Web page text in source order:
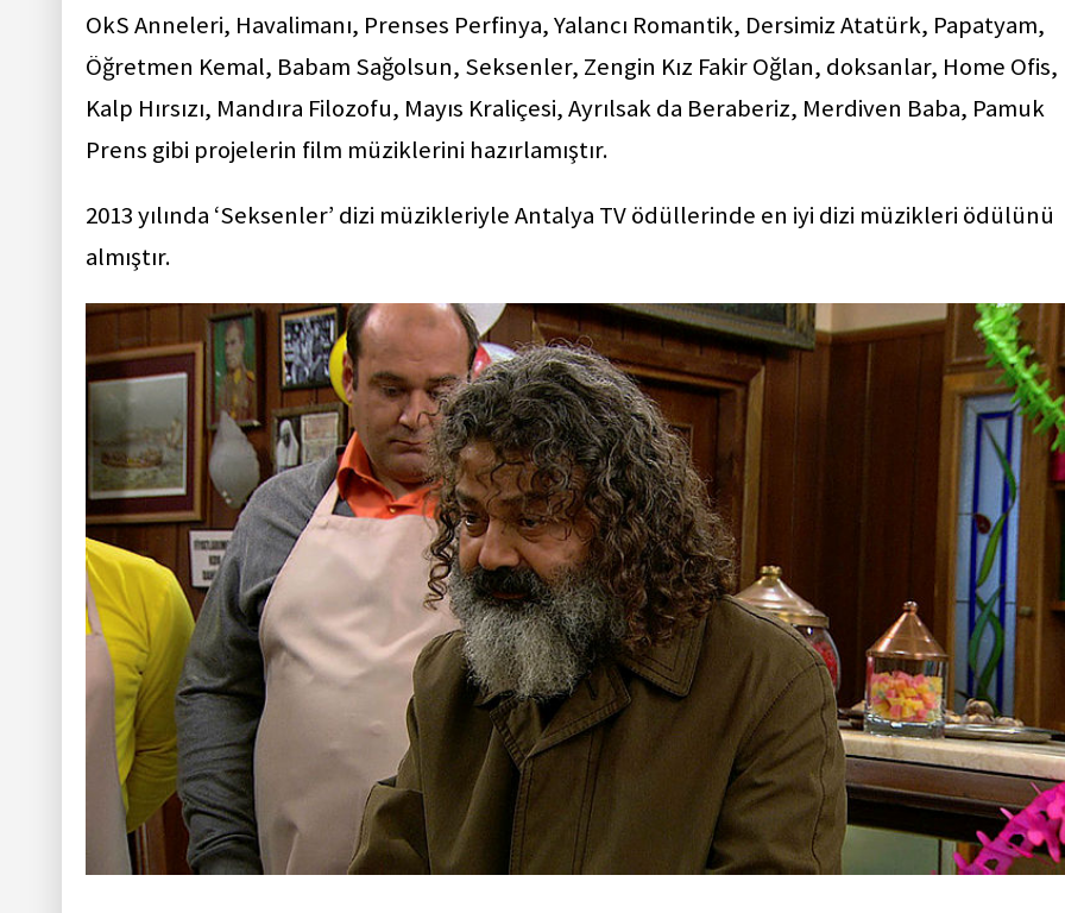
OkS Anneleri, Havalimanı, Prenses Perfinya, Yalancı Romantik, Dersimiz Atatürk, Papatyam,
Öğretmen Kemal, Babam Sağolsun, Seksenler, Zengin Kız Fakir Oğlan, doksanlar, Home Ofis,
Kalp Hırsızı, Mandıra Filozofu, Mayıs Kraliçesi, Ayrılsak da Beraberiz, Merdiven Baba, Pamuk
Prens gibi projelerin film müziklerini hazırlamıştır.
2013 yılında ‘Seksenler’ dizi müzikleriyle Antalya TV ödüllerinde en iyi dizi müzikleri ödülünü
almıştır.